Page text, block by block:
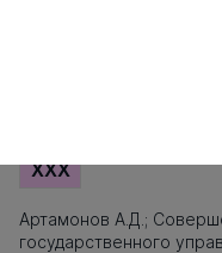
XXX
Артамонов А.Д.;
государственного